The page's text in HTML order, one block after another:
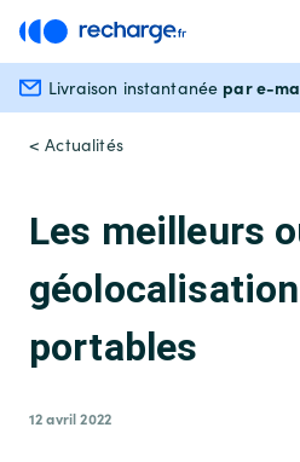
Livraison instantanée par e-
< Actualités
Les meilleurs
portables
12 avril 2022